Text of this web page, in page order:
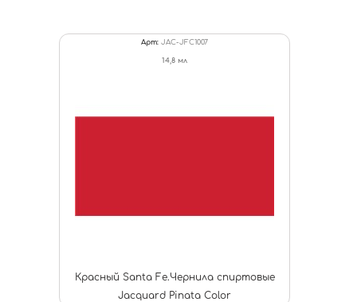
Арт: JAC-JFC1007
14,8 мл
Красный Santa Fe.Чернила спиртовые
Jacquard Pinata Color